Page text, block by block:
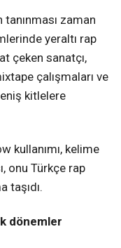
tanınması zaman
yeraltı rap
çeken sanatçı,
çalışmaları ve
kitlelere
kullanımı, kelime
onu Türkçe rap
taşıdı.
dönemler